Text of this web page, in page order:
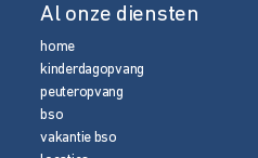
Al onze diensten
home
kinderdagopvang
peuteropvang
bso
vakantie bso